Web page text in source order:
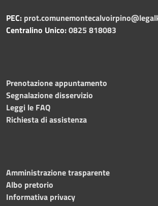
PEC:
Centralino Unico:0825 818083
Prenotazione appuntamento
Segnalazione disservizio
Leggi le FAQ
Richiesta di assistenza
Amministrazione trasparente
Albo pretorio
Informativa privacy